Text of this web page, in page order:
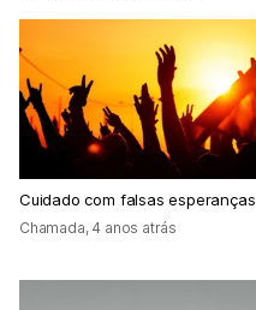
Cuidado com falsas esperanças
Chamada, 4 anos atrás